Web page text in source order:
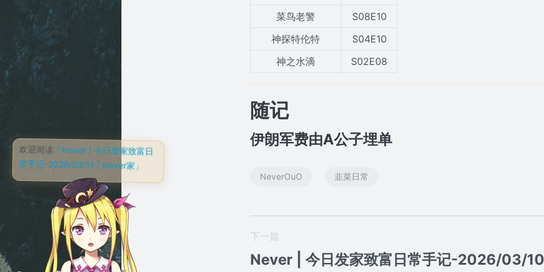
菜鸟老警
S08E10
神探特伦特
S04E10
神之水滴
S02E08
随记
伊朗军费由A公子埋单
NeverOuO 韭菜日常
下一篇
Never | 今日发家致富日常手记-2026/03/10
欢迎阅读 「Never | 今日发家致富日
常手记-2026/03/11 | Never家」